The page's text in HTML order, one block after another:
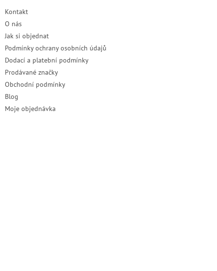
Kontakt
O nás
Jak si objednat
Podmínky ochrany osobních údajů
Dodací a platební podmínky
Prodávané značky
Obchodní podmínky
Blog
Moje objednávka